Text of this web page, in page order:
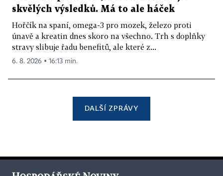
skvělých výsledků. Má to ale háček
Hořčík na spaní, omega-3 pro mozek, železo proti
únavě a kreatin dnes skoro na všechno. Trh s doplňky
stravy slibuje řadu benefitů, ale které z...
6. 8. 2026 ▪ 16:13 min.
DALŠÍ ZPRÁVY